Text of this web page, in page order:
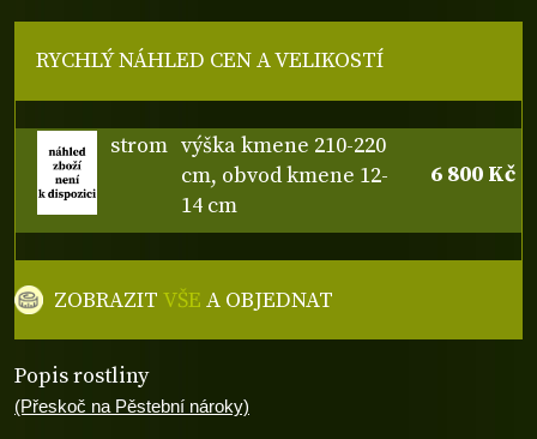
Popis rostliny
(Přeskoč na Pěstební nároky)
RYCHLÝ NÁHLED CEN A VELIKOSTÍ
strom výška kmene 210-220
cm, obvod kmene 12-
14 cm
6 800 Kč
ZOBRAZITVŠE A OBJEDNAT